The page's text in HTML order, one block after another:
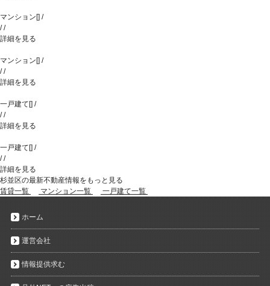
マンション[] /
//
詳細を見る
マンション[] /
//
詳細を見る
一戸建て[] /
//
詳細を見る
一戸建て[] /
//
詳細を見る
杉並区の最新不動産情報をもっと見る
賃貸一覧
マンション一覧 一戸建て一覧
ホーム
運営会社
情報提供求む